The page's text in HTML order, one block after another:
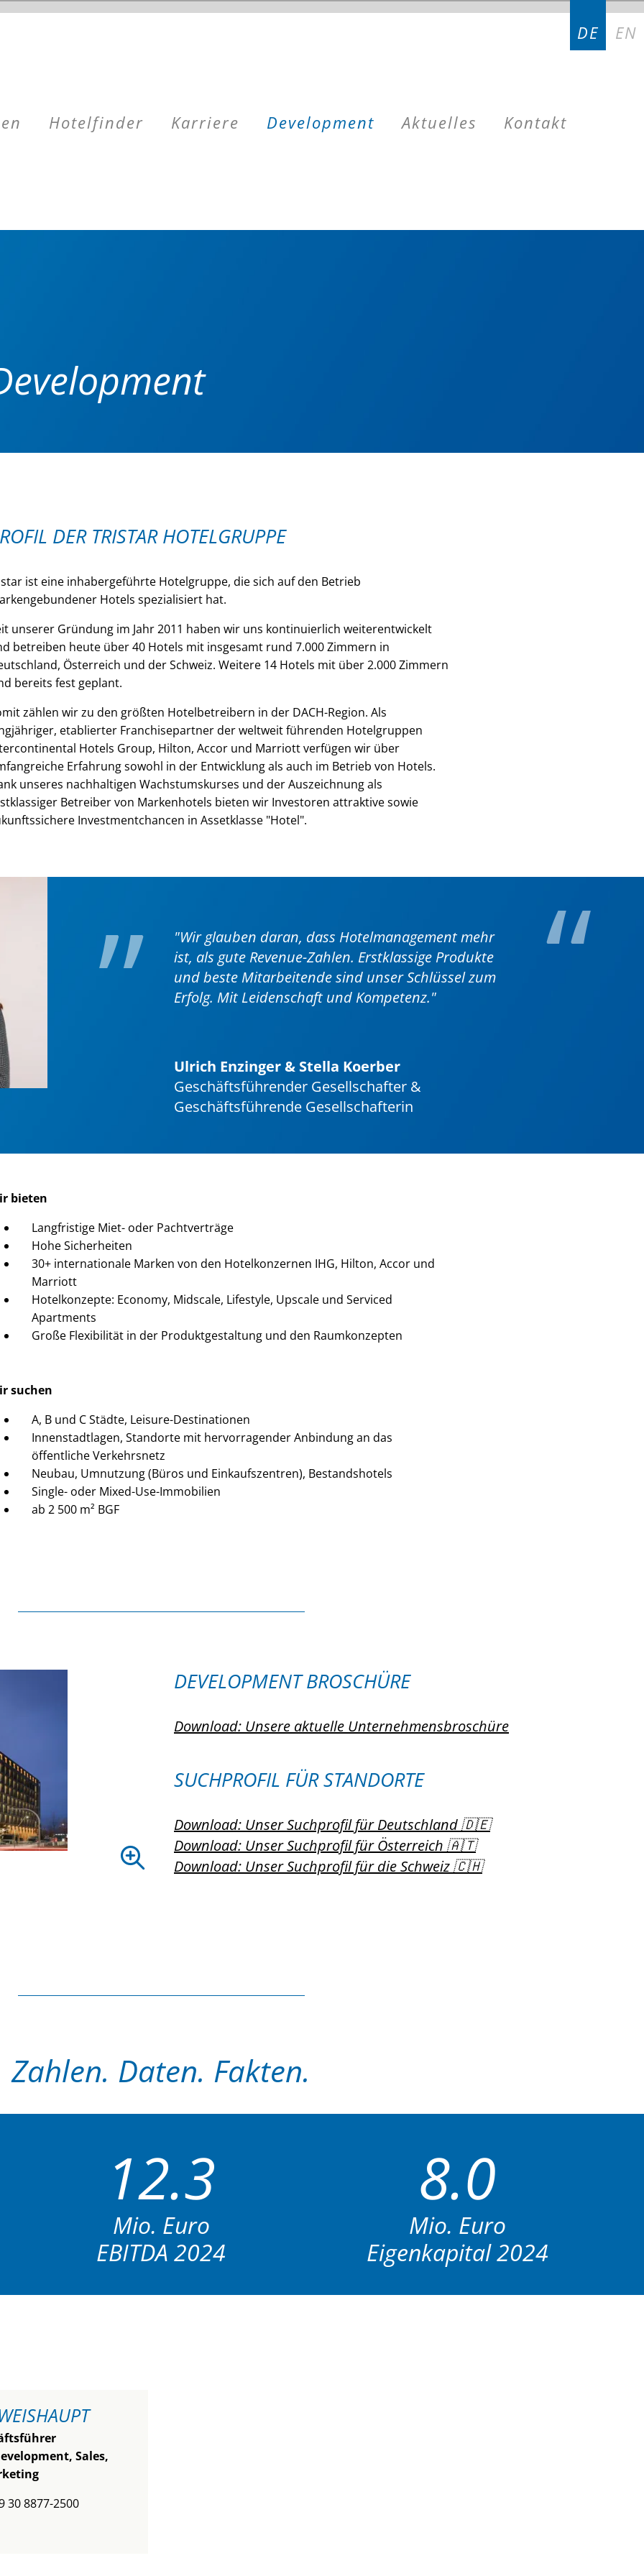
DE EN
Hotelfinder Karriere Development Aktuelles Kontakt
DER TRISTAR HOTELGRUPPE
ist eine inhabergeführte Hotelgruppe, die sich auf den Betrieb
Hotels spezialisiert hat.
unserer Gründung im Jahr 2011 haben wir uns kontinuierlich weiterentwickelt
betreiben heute über 40 Hotels mit insgesamt rund 7.000 Zimmern in
Österreich und der Schweiz. Weitere 14 Hotels mit über 2.000 Zimmern
bereits fest geplant.
zählen wir zu den größten Hotelbetreibern in der DACH-Region. Als
etablierter Franchisepartner der weltweit führenden Hotelgruppen
Hotels Group, Hilton, Accor und Marriott verfügen wir über
Erfahrung sowohl in der Entwicklung als auch im Betrieb von Hotels.
unseres nachhaltigen Wachstumskurses und der Auszeichnung als
Betreiber von Markenhotels bieten wir Investoren attraktive sowie
Investmentchancen in Assetklasse "Hotel".
„ “
"Wir glauben daran, dass Hotelmanagement mehr
ist, als gute Revenue-Zahlen. Erstklassige Produkte
und beste Mitarbeitende sind unser Schlüssel zum
Erfolg. Mit Leidenschaft und Kompetenz."
Ulrich Enzinger & Stella Koerber
Geschäftsführender Gesellschafter &
Geschäftsführende Gesellschafterin
bieten
Langfristige Miet- oder Pachtverträge
Hohe Sicherheiten
30+ internationale Marken von den Hotelkonzernen IHG, Hilton, Accor und
Marriott
Hotelkonzepte: Economy, Midscale, Lifestyle, Upscale und Serviced
Apartments
Große Flexibilität in der Produktgestaltung und den Raumkonzepten
suchen
A, B und C Städte, Leisure-Destinationen
Innenstadtlagen, Standorte mit hervorragender Anbindung an das
öffentliche Verkehrsnetz
Neubau, Umnutzung (Büros und Einkaufszentren), Bestandshotels
Single- oder Mixed-Use-Immobilien
ab 2 500 m² BGF
DEVELOPMENT BROSCHÜRE
Download: Unsere aktuelle Unternehmensbroschüre
SUCHPROFIL FÜR STANDORTE
Download: Unser Suchprofil für Deutschland 🇩🇪
Download: Unser Suchprofil für Österreich 🇦🇹
Download: Unser Suchprofil für die Schweiz 🇨🇭
Zahlen. Daten. Fakten.
12.3
Mio. Euro
EBITDA 2024
8.0
Mio. Euro
Eigenkapital 2024
Sales,
30 8877-2500